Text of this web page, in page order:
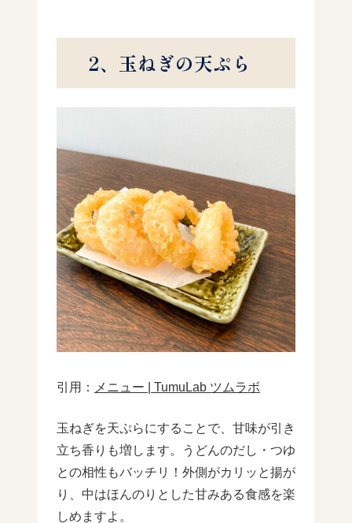
2、玉ねぎの天ぷら
引用： メニュー | TumuLab ツムラボ
玉ねぎを天ぷらにすることで、甘味が引き
立ち香りも増します。うどんのだし・つゆ
との相性もバッチリ！外側がカリッと揚が
り、中はほんのりとした甘みある食感を楽
しめますよ。